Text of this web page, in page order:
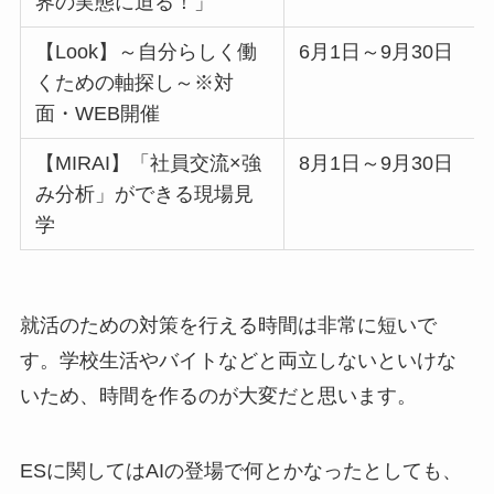
【Look】～自分らしく働
くための軸探し～※対
面・WEB開催
6月1日～9月30日
【MIRAI】「社員交流×強
み分析」ができる現場見
学
8月1日～9月30日
就活のための対策を行える時間は非常に短いで
す。学校生活やバイトなどと両立しないといけな
いため、時間を作るのが大変だと思います。
ESに関してはAIの登場で何とかなったとしても、